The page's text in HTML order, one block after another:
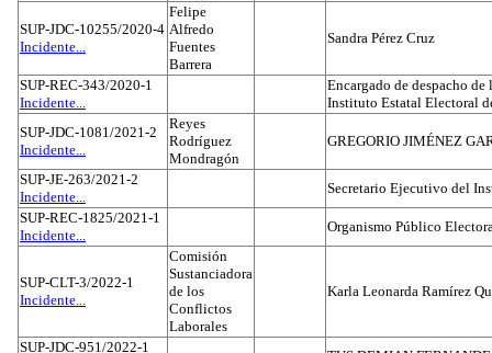
SUP-JDC-10255/2020-4
Incidente...
Felipe
Alfredo
Fuentes
Barrera
Sandra Pérez Cruz
SUP-REC-343/2020-1
Incidente...
Encargado de despacho
Instituto Estatal Electoral
SUP-JDC-1081/2021-2
Incidente...
Reyes
Rodríguez
Mondragón
GREGORIO JIMÉNEZ
SUP-JE-263/2021-2
Incidente...
Secretario Ejecutivo del
SUP-REC-1825/2021-1
Incidente...
Organismo Público
SUP-CLT-3/2022-1
Incidente...
Comisión
Sustanciadora
de los
Conflictos
Laborales
Karla Leonarda Ramírez
SUP-JDC-951/2022-1